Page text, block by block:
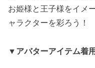
お姫様と王子様をイメ
ャラクターを彩ろう！
▼アバターアイテム着